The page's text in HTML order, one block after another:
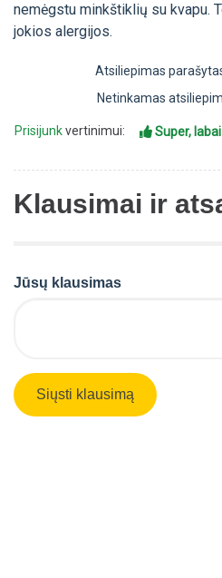
nemėgstu minkštiklių su kvapu.
jokios alergijos.
Atsiliepimas
Netinkamas
Prisijunkvertinimui: Super,
Klausimai ir
Jūsų klausimas